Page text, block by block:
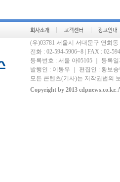
(우)03781 서울시 서대문구 연희
전화 : 02-594-5906~8 | FAX : 02-
등록번호 : 서울 아05105 ｜ 등록
발행인 : 이동우 ｜ 편집인 : 황보
모든 콘텐츠(기사)는 저작권법의
Copyright by 2013 cdpnews.co.kr.